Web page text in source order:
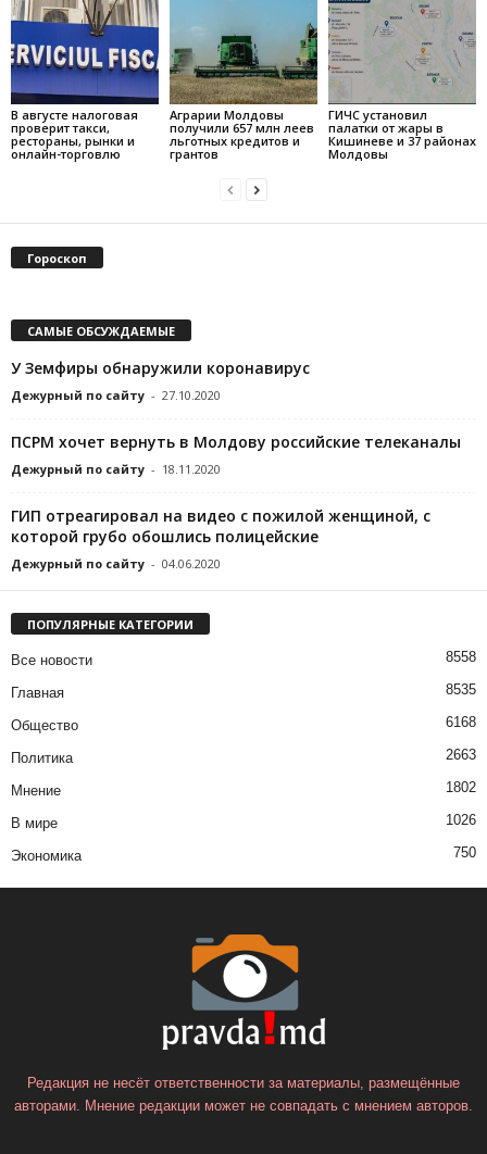
В августе налоговая
проверит такси,
рестораны, рынки и
онлайн-торговлю
Аграрии Молдовы
получили 657 млн леев
льготных кредитов и
грантов
ГИЧС установил
палатки от жары в
Кишиневе и 37 районах
Молдовы
Гороскоп
САМЫЕ ОБСУЖДАЕМЫЕ
У Земфиры обнаружили коронавирус
Дежурный по сайту - 27.10.2020
ПСРМ хочет вернуть в Молдову российские телеканалы
Дежурный по сайту - 18.11.2020
ГИП отреагировал на видео с пожилой женщиной, с
которой грубо обошлись полицейские
Дежурный по сайту - 04.06.2020
ПОПУЛЯРНЫЕ КАТЕГОРИИ
Все новости 8558
Главная 8535
Общество 6168
Политика 2663
Мнение 1802
В мире 1026
Экономика 750
Редакция не несёт ответственности за материалы, размещённые
авторами. Мнение редакции может не совпадать с мнением авторов.